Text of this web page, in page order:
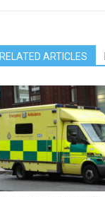
RELATED ARTICLES